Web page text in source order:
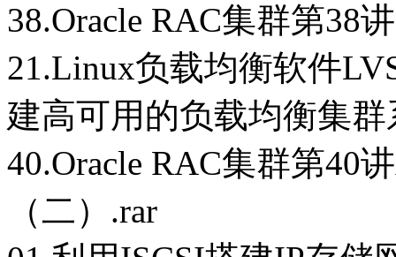
38.Oracle RAC集群第38
21.Linux负载均衡软件
建高可用的负载均衡集群
40.Oracle RAC集群第40
（二）.rar